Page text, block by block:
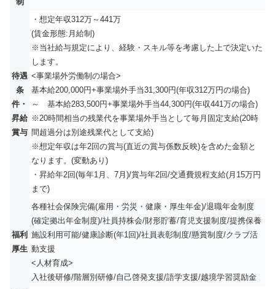
待遇
条
件・
昇給
賞与
・想定年収312万～441万
(賃金形態:月給制)
※当社給与規定により、経験・スキル等を考慮した上で決定いた
します。
<事業場外労働制の場合>
基本給200,000円+事業場外手当31,300円(年収312万円の場合)
～ 基本給283,500円+事業場外手当44,300円(年収441万の場合)
※20時間相当の残業代を事業場外手当として毎月固定支給(20時
間超過分は別途残業代として支給)
※想定年収は年2回の賞与(直近の賞与係数反映)を含めた金額と
なります。(変動あり)
・昇給年2回(毎年1月、7月)/賞与年2回/交通費規程支給(月15万円
まで)
福利
厚生
各種社会保険完備(雇用・労災・健康・厚生年金)/退職年金制度
(確定拠出年金制度)/社員持株会/財形貯蓄/育児支援制度/提携保養
施設利用可能/健康診断(年1回)/社員表彰制度/懸賞制度/クラブ活
動支援
<人材育成>
入社後研修/階層別研修/自己啓発支援/語学支援/越境学習奨励金